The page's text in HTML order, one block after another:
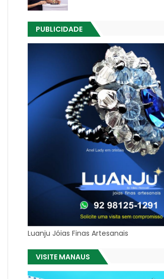
PUBLICIDADE
Luanju Jóias Finas Artesanais
VISITE MANAUS